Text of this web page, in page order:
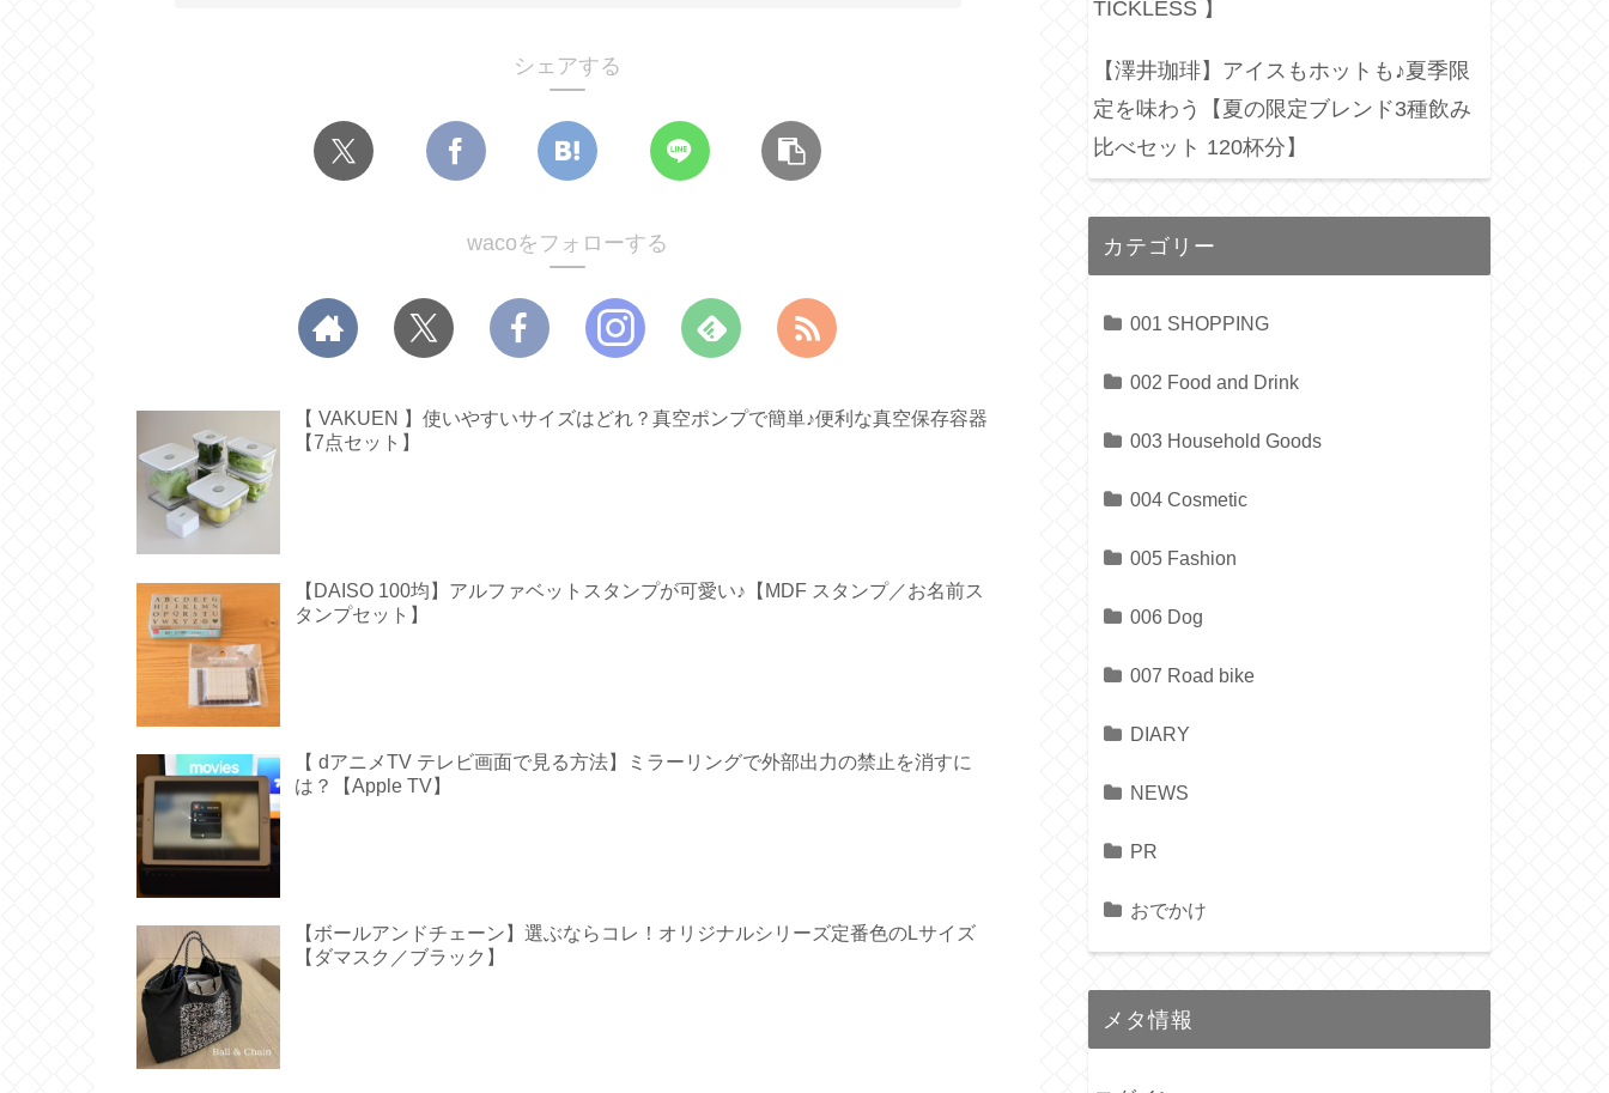
シェアする
wacoをフォローする
【 VAKUEN 】使いやすいサイズはどれ？真空ポンプで簡単♪便利な真空保存容器
【7点セット】
【DAISO 100均】アルファベットスタンプが可愛い♪【MDF スタンプ／お名前ス
タンプセット】
【 dアニメTV テレビ画面で見る方法】ミラーリングで外部出力の禁止を消すに
は？【Apple TV】
【ボールアンドチェーン】選ぶならコレ！オリジナルシリーズ定番色のLサイズ
【ダマスク／ブラック】
TICKLESS 】
【澤井珈琲】アイスもホットも♪夏季限
定を味わう【夏の限定ブレンド3種飲み
比べセット 120杯分】
カテゴリー
001 SHOPPING
002 Food and Drink
003 Household Goods
004 Cosmetic
005 Fashion
006 Dog
007 Road bike
DIARY
NEWS
PR
おでかけ
メタ情報